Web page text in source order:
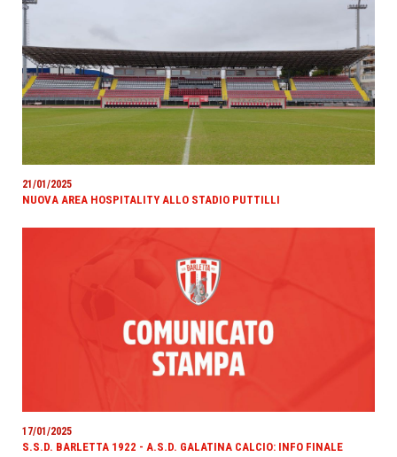
21/01/2025
NUOVA AREA HOSPITALITY ALLO STADIO PUTTILLI
17/01/2025
S.S.D. BARLETTA 1922 - A.S.D. GALATINA CALCIO: INFO FINALE